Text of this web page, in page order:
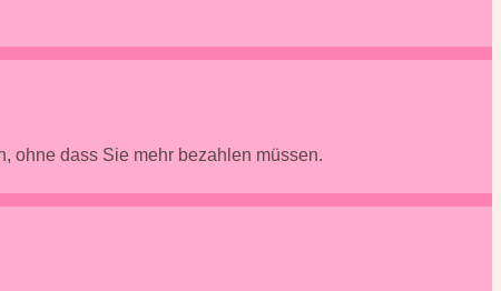
ohne dass Sie mehr bezahlen müssen.